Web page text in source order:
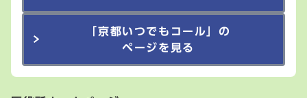
「京都いつでもコール」の
ページを見る